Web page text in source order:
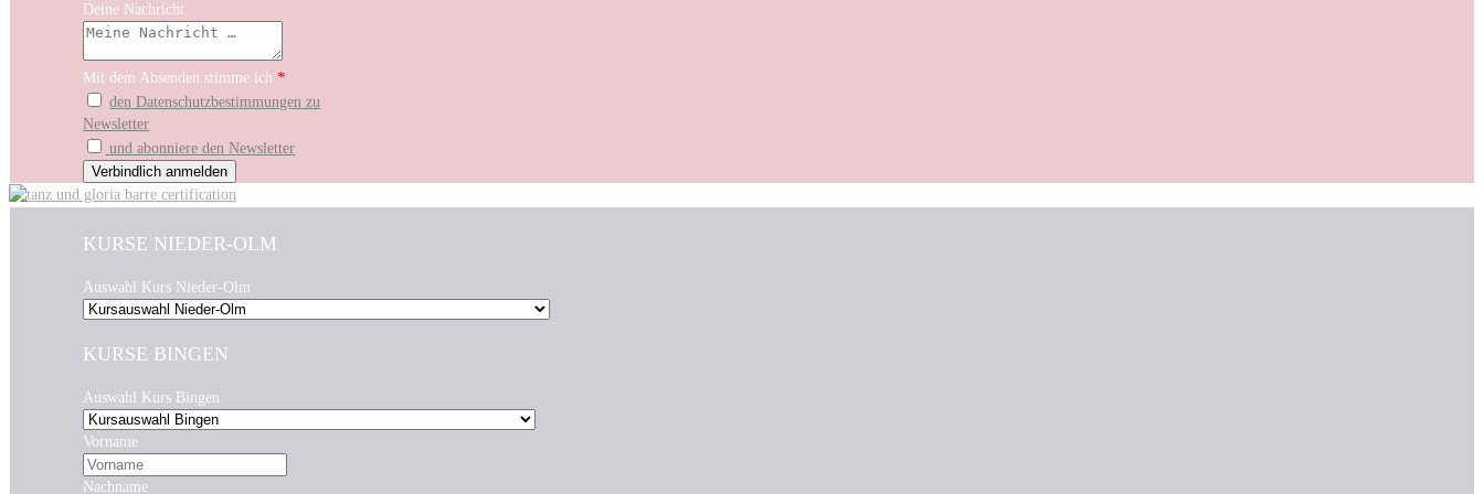
Deine Nachricht
Mit dem Absenden stimme ich*
den Datenschutzbestimmungen zu
Newsletter
und abonniere den Newsletter
KURSE NIEDER-OLM
Auswahl Kurs Nieder-Olm
KURSE BINGEN
Auswahl Kurs Bingen
Vorname
Nachname